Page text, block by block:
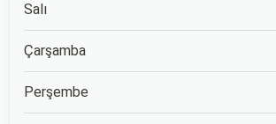
Salı
Çarşamba
Perşembe